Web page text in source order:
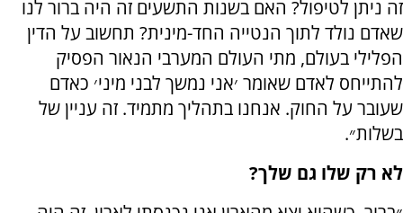
זה ניתן לטיפול? האם בשנות התשעים זה היה ברור לנו
שאדם נולד לתוך הנטייה החד-מינית? תחשוב על הדין
הפלילי בעולם, מתי העולם המערבי הנאור הפסיק
להתייחס לאדם שאומר ׳אני נמשך לבני מיני׳ כאדם
שעובר על החוק. אנחנו בתהליך מתמיד. זה עניין של
בשלות״.
לא רק שלו גם שלך?